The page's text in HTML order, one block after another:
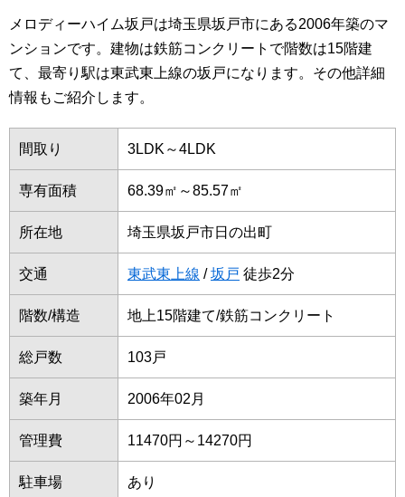
メロディーハイム坂戸は埼玉県坂戸市にある2006年築のマ
ンションです。建物は鉄筋コンクリートで階数は15階建
て、最寄り駅は東武東上線の坂戸になります。その他詳細
情報もご紹介します。
間取り 3LDK～4LDK
専有面積 68.39㎡～85.57㎡
所在地 埼玉県坂戸市日の出町
交通 東武東上線 /坂戸 徒歩2分
階数/構造 地上15階建て/鉄筋コンクリート
総戸数 103戸
築年月 2006年02月
管理費 11470円～14270円
駐車場 あり